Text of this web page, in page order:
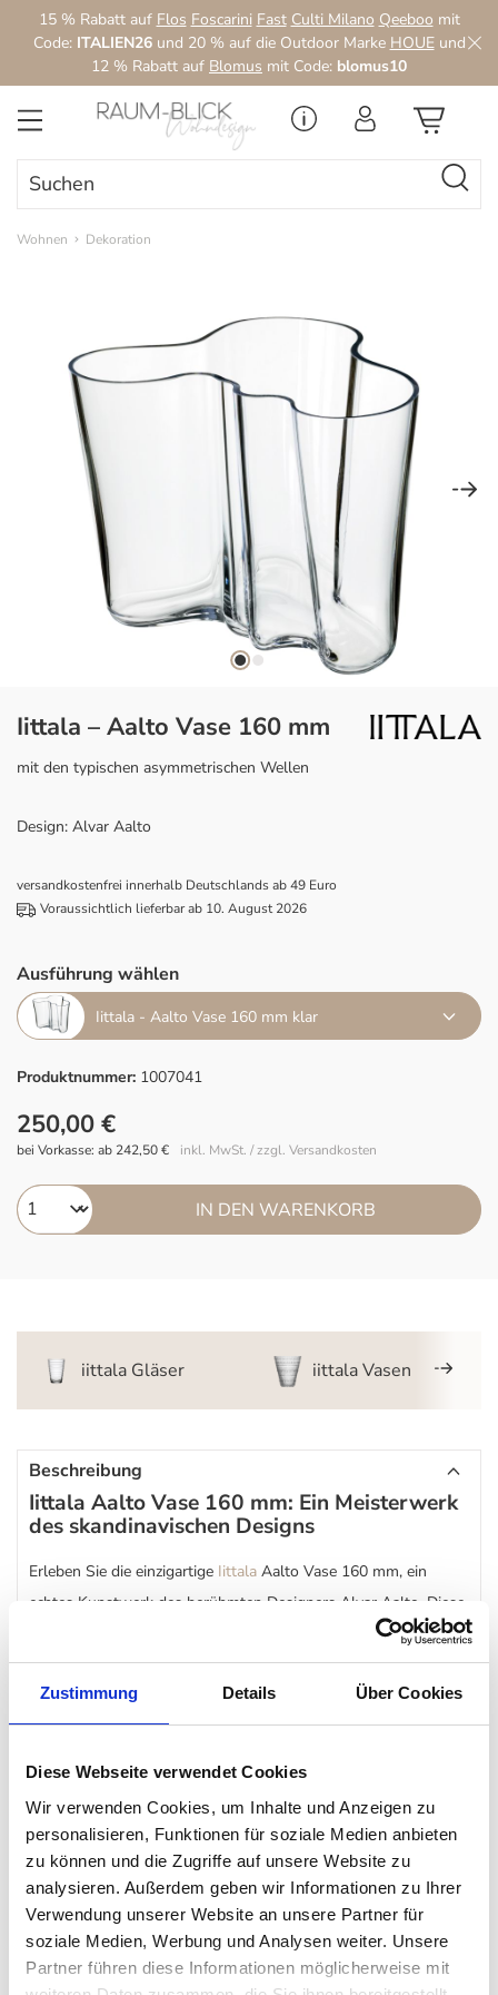
Zustimmung Details Über Cookies
Diese Webseite verwendet Cookies
Wir verwenden Cookies, um Inhalte und Anzeigen zu
personalisieren, Funktionen für soziale Medien anbieten
zu können und die Zugriffe auf unsere Website zu
analysieren. Außerdem geben wir Informationen zu Ihrer
Verwendung unserer Website an unsere Partner für
soziale Medien, Werbung und Analysen weiter. Unsere
Partner führen diese Informationen möglicherweise mit
Zum Hauptinhalt springen
15 % Rabatt auf Flos Foscarini Fast Culti Milano Qeeboo mit
Code: ITALIEN26und 20 % auf die Outdoor Marke HOUEund
12 % Rabatt auf Blomus mit Code: blomus10
Wohnen Dekoration
Iittala – Aalto Vase 160 mm
mit den typischen asymmetrischen Wellen
Design: Alvar Aalto
versandkostenfrei innerhalb Deutschlands ab 49 Euro
Voraussichtlich lieferbar ab 10. August 2026
Ausführung wählen
Iittala - Aalto Vase 160 mm klar
Produktnummer: 1007041
250,00 €
inkl. MwSt. / zzgl. Versandkosten
bei Vorkasse: ab 242,50 €
IN DEN WARENKORB
iittala Gläser iittala Vasen
Beschreibung
Iittala Aalto Vase 160 mm: Ein Meisterwerk
des skandinavischen Designs
Erleben Sie die einzigartige Iittala Aalto Vase 160 mm, ein
echtes Kunstwerk des berühmten Designers Alvar Aalto. Diese
Handwerkskunst, inspiriert von den finnischen Seen.
Was charakterisiert die Iittala Aalto Vase 160
Wellen aus, die erstmals 1937 auf der Weltausstellung für
Aufsehen sorgten. Jede Vase wird mundgeblasen und von
Hand geschnitten, was sie zu einem unverwechselbaren Unikat
macht.
Natürliche Eleganz für Ihr Zuhause